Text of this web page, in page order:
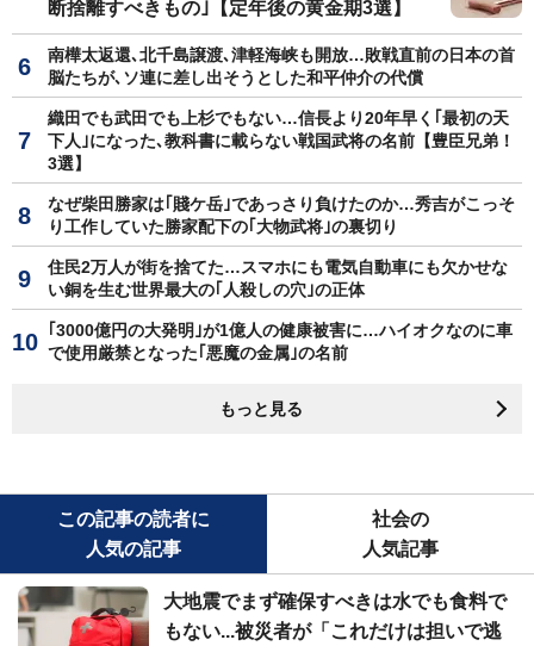
断捨離すべきもの｣【定年後の黄金期3選】
南樺太返還､北千島譲渡､津軽海峡も開放…敗戦直前の日本の首
脳たちが､ソ連に差し出そうとした和平仲介の代償
織田でも武田でも上杉でもない…信長より20年早く｢最初の天
下人｣になった､教科書に載らない戦国武将の名前【豊臣兄弟！
3選】
なぜ柴田勝家は｢賤ケ岳｣であっさり負けたのか…秀吉がこっそ
り工作していた勝家配下の｢大物武将｣の裏切り
住民2万人が街を捨てた…スマホにも電気自動車にも欠かせな
い銅を生む世界最大の｢人殺しの穴｣の正体
｢3000億円の大発明｣が1億人の健康被害に…ハイオクなのに車
で使用厳禁となった｢悪魔の金属｣の名前
もっと見る
この記事の読者に
人気の記事
社会の
人気記事
大地震でまず確保すべきは水でも食料で
もない...被災者が「これだけは担いで逃